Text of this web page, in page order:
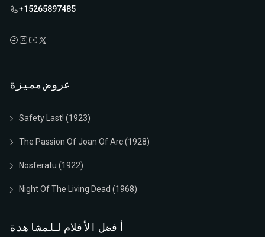
+15265897485
عروض مميزة
Safety Last! (1923)
The Passion Of Joan Of Arc (1928)
Nosferatu (1922)
Night Of The Living Dead (1968)
أفضل الأفلام للمشاهدة